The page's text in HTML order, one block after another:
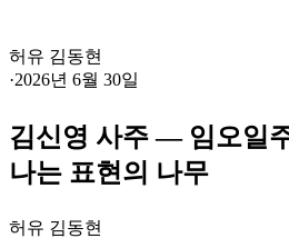
허유 김동현
·2026년 6월 30일
김신영 사주 — 임오일
나는 표현의 나무
허유 김동현